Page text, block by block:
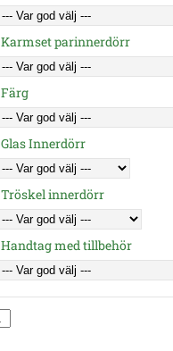
Karmset parinnerdörr
Färg
Glas Innerdörr
Tröskel innerdörr
Handtag med tillbehör